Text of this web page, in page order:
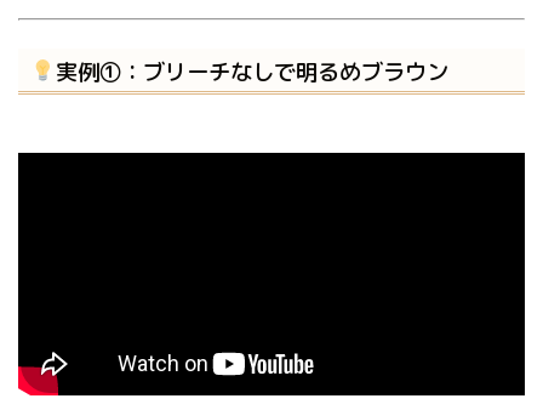
実例①：ブリーチなしで明るめブラウン